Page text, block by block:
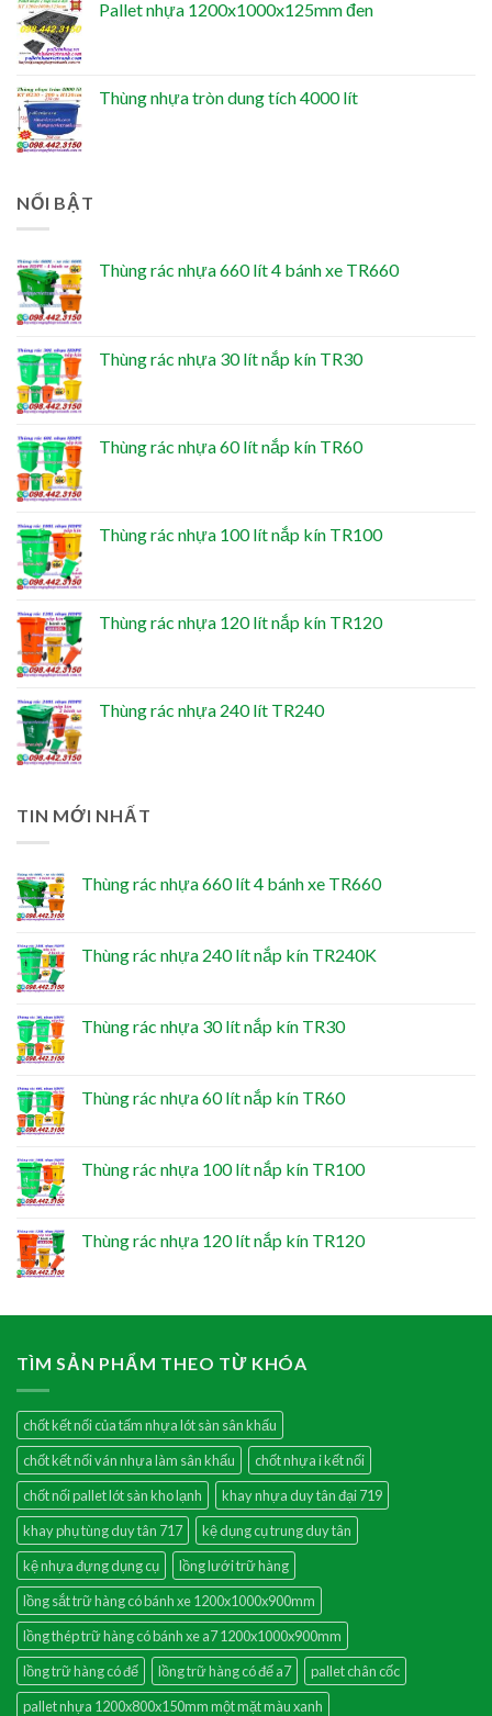
Pallet nhựa 1200x1000x125mm đen
Thùng nhựa tròn dung tích 4000 lít
NỔI BẬT
Thùng rác nhựa 660 lít 4 bánh xe TR660
Thùng rác nhựa 30 lít nắp kín TR30
Thùng rác nhựa 60 lít nắp kín TR60
Thùng rác nhựa 100 lít nắp kín TR100
Thùng rác nhựa 120 lít nắp kín TR120
Thùng rác nhựa 240 lít TR240
TIN MỚI NHẤT
Thùng rác nhựa 660 lít 4 bánh xe TR660
Thùng rác nhựa 240 lít nắp kín TR240K
Thùng rác nhựa 30 lít nắp kín TR30
Thùng rác nhựa 60 lít nắp kín TR60
Thùng rác nhựa 100 lít nắp kín TR100
Thùng rác nhựa 120 lít nắp kín TR120
TÌM SẢN PHẨM THEO TỪ KHÓA
chốt kết nối của tấm nhựa lót sàn sân khấu
chốt kết nối ván nhựa làm sân khấu
chốt nhựa i kết nối
chốt nối pallet lót sàn kho lạnh
khay nhựa duy tân đại 719
khay phụ tùng duy tân 717
kệ dụng cụ trung duy tân
kệ nhựa đựng dụng cụ
lồng lưới trữ hàng
lồng sắt trữ hàng có bánh xe 1200x1000x900mm
lồng thép trữ hàng có bánh xe a7 1200x1000x900mm
lồng trữ hàng có đế
lồng trữ hàng có đế a7
pallet chân cốc
pallet nhựa 1200x800x150mm một mặt màu xanh